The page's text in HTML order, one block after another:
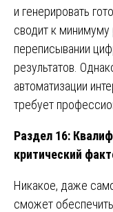
и генерировать
сводит к
переписывании
результатов.
автоматизации
требует
Раздел 16:
критический
Никакое, даже
сможет